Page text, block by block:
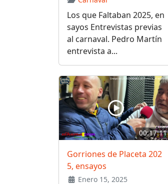
Los que Faltaban 2025, en
sayos Entrevistas previas
al carnaval. Pedro Martín
entrevista a...
00:17:11
Gorriones de Placeta 202
5, ensayos
Enero 15, 2025